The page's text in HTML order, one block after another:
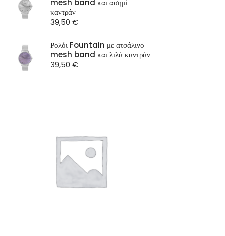
ST Watchmesh band και ασημί
καντράν
39,50 €
Ρολόι Fountain με ατσάλινο
mesh band και λιλά καντράν
39,50 €